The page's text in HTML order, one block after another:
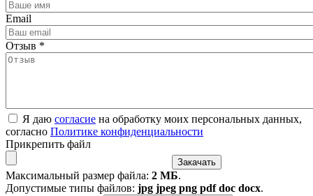
Email
Отзыв *
Я даю согласие на обработку моих персональных данных,
согласно Политике конфиденциальности
Прикрепить файл
Максимальный размер файла: 2 МБ.
Допустимые типы файлов: jpg jpeg png pdf doc docx.